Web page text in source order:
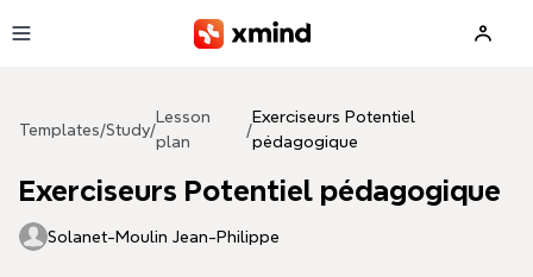
Templates/Study/
Lesson
plan
/
Exerciseurs Potentiel
pédagogique
Exerciseurs Potentiel pédagogique
Solanet-Moulin Jean-Philippe